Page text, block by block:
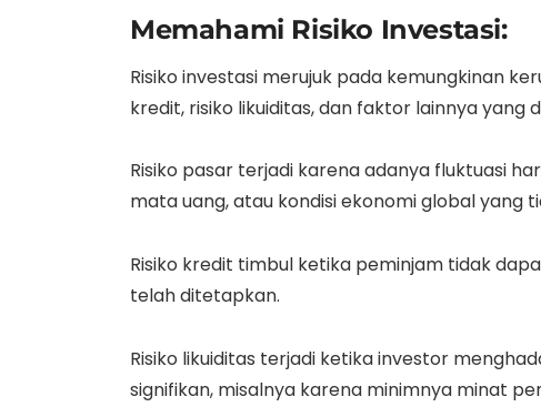
Memahami Risiko Investasi:
Risiko investasi merujuk pada kemungkinan
kredit, risiko likuiditas, dan faktor lainnya yang
Risiko pasar terjadi karena adanya fluktuasi
mata uang, atau kondisi ekonomi global yang
Risiko kredit timbul ketika peminjam tidak
telah ditetapkan.
Risiko likuiditas terjadi ketika investor
signifikan, misalnya karena minimnya minat